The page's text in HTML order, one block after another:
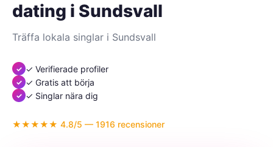
dating i Sundsvall
Träffa lokala singlar i Sundsvall
✓ Verifierade profiler
✓ Gratis att börja
✓ Singlar nära dig
★★★★★ 4.8/5 — 1916 recensioner